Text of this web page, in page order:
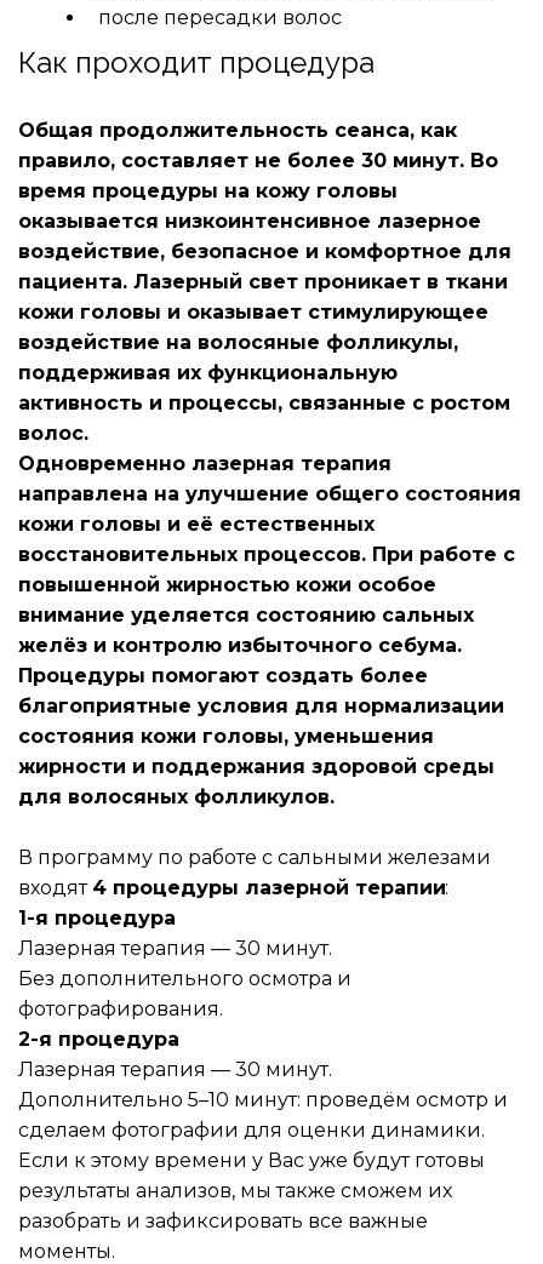
после пересадки волос
Как проходит процедура
Общая продолжительность сеанса, как
правило, составляет не более 30 минут. Во
время процедуры на кожу головы
оказывается низкоинтенсивное лазерное
воздействие, безопасное и комфортное для
пациента. Лазерный свет проникает в ткани
кожи головы и оказывает стимулирующее
воздействие на волосяные фолликулы,
поддерживая их функциональную
активность и процессы, связанные с ростом
волос.
Одновременно лазерная терапия
направлена на улучшение общего состояния
кожи головы и её естественных
восстановительных процессов. При работе с
повышенной жирностью кожи особое
внимание уделяется состоянию сальных
желёз и контролю избыточного себума.
Процедуры помогают создать более
благоприятные условия для нормализации
состояния кожи головы, уменьшения
жирности и поддержания здоровой среды
для волосяных фолликулов.
В программу по работе с сальными железами
входят 4 процедуры лазерной терапии:
1-я процедура
Лазерная терапия — 30 минут.
Без дополнительного осмотра и
фотографирования.
2-я процедура
Лазерная терапия — 30 минут.
Дополнительно 5–10 минут: проведём осмотр и
сделаем фотографии для оценки динамики.
Если к этому времени у Вас уже будут готовы
результаты анализов, мы также сможем их
разобрать и зафиксировать все важные
моменты.